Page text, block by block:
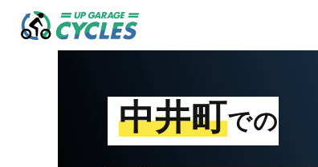
中井町での